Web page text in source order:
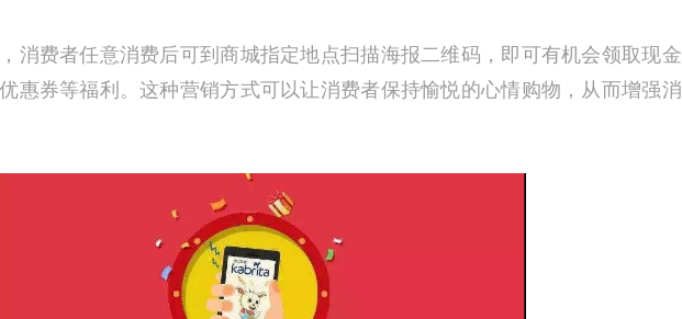
消费者任意消费后可到商城指定地点扫描海报二维码，即可有机会领取现金
惠券等福利。这种营销方式可以让消费者保持愉悦的心情购物，从而增强消